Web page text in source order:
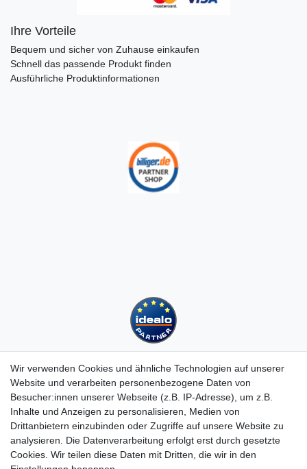
Ihre Vorteile
Bequem und sicher von Zuhause einkaufen
Schnell das passende Produkt finden
Ausführliche Produktinformationen
Kundenservice
Hotline: 07452 - 847 162 0
Kontakt
Anmelden
Wir verwenden Cookies und ähnliche Technologien auf unserer
Website und verarbeiten personenbezogene Daten von
Besucher:innen unserer Webseite (z.B. IP-Adresse), um z.B.
Inhalte und Anzeigen zu personalisieren, Medien von
Drittanbietern einzubinden oder Zugriffe auf unsere Website zu
analysieren. Die Datenverarbeitung erfolgt erst durch gesetzte
Cookies. Wir teilen diese Daten mit Dritten, die wir in den